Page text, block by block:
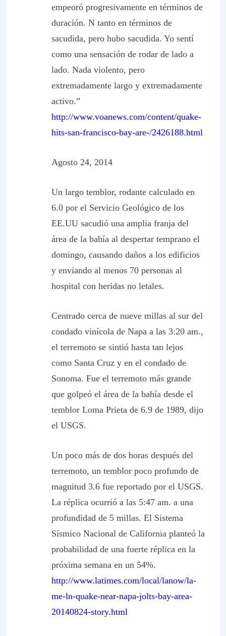
empeoró progresivamente en términos de
duración. N tanto en términos de
sacudida, pero hubo sacudida. Yo sentí
como una sensación de rodar de lado a
lado. Nada violento, pero
extremadamente largo y extremadamente
activo.”
http://www.voanews.com/content/quake-
hits-san-francisco-bay-are-/2426188.html
Agosto 24, 2014
Un largo temblor, rodante calculado en
6.0 por el Servicio Geológico de los
EE.UU sacudió una amplia franja del
área de la bahía al despertar temprano el
domingo, causando daños a los edificios
y enviando al menos 70 personas al
hospital con heridas no letales.
Centrado cerca de nueve millas al sur del
condado vinícola de Napa a las 3:20 am.,
el terremoto se sintió hasta tan lejos
como Santa Cruz y en el condado de
Sonoma. Fue el terremoto más grande
que golpeó el área de la bahía desde el
temblor Loma Prieta de 6.9 de 1989, dijo
el USGS.
Un poco más de dos horas después del
terremoto, un temblor poco profundo de
magnitud 3.6 fue reportado por el USGS.
La réplica ocurrió a las 5:47 am. a una
profundidad de 5 millas. El Sistema
Sísmico Nacional de California planteó la
probabilidad de una fuerte réplica en la
próxima semana en un 54%.
http://www.latimes.com/local/lanow/la-
me-ln-quake-near-napa-jolts-bay-area-
20140824-story.html